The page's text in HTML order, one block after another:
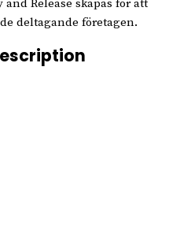
Release skapas för att
deltagande företagen.